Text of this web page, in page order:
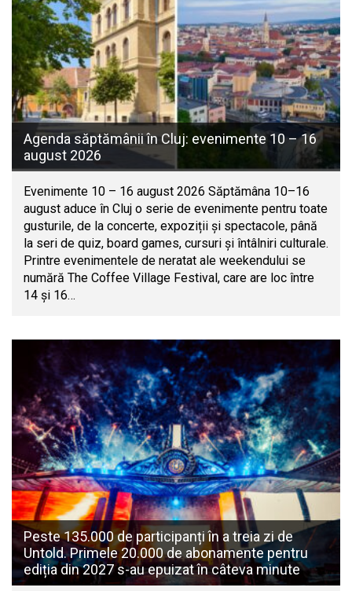
Agenda săptămânii în Cluj: evenimente 10 – 16
august 2026
Evenimente 10 – 16 august 2026 Săptămâna 10–16
august aduce în Cluj o serie de evenimente pentru toate
gusturile, de la concerte, expoziții și spectacole, până
la seri de quiz, board games, cursuri și întâlniri culturale.
Printre evenimentele de neratat ale weekendului se
numără The Coffee Village Festival, care are loc între
14 și 16…
Peste 135.000 de participanți în a treia zi de
Untold. Primele 20.000 de abonamente pentru
ediția din 2027 s-au epuizat în câteva minute